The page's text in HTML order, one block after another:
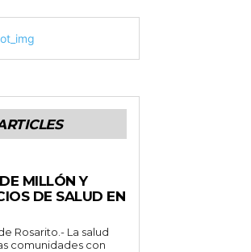
MILLÓN Y
DE SALUD EN
comunidades con